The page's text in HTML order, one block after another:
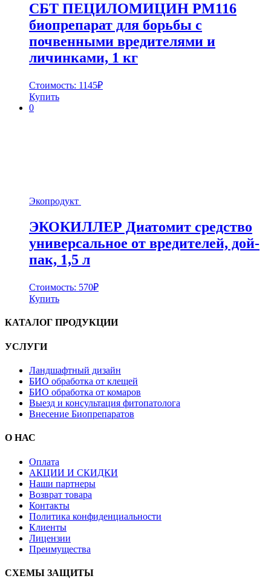
СБТ ПЕЦИЛОМИЦИН РМ116
биопрепарат для борьбы с
почвенными вредителями и
личинками, 1 кг
Стоимость: 1145₽
Купить
0
Экопродукт
ЭКОКИЛЛЕР Диатомит средство
универсальное от вредителей, дой-
пак, 1,5 л
Стоимость: 570₽
Купить
КАТАЛОГ ПРОДУКЦИИ
УСЛУГИ
Ландшафтный дизайн
БИО обработка от клещей
БИО обработка от комаров
Выезд и консультация фитопатолога
Внесение Биопрепаратов
О НАС
Оплата
АКЦИИ И СКИДКИ
Наши партнеры
Возврат товара
Контакты
Политика конфиденциальности
Клиенты
Лицензии
Преимущества
СХЕМЫ ЗАЩИТЫ